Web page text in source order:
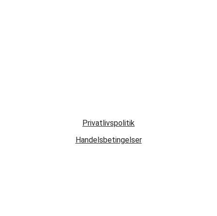
Privatlivspolitik
Handelsbetingelser